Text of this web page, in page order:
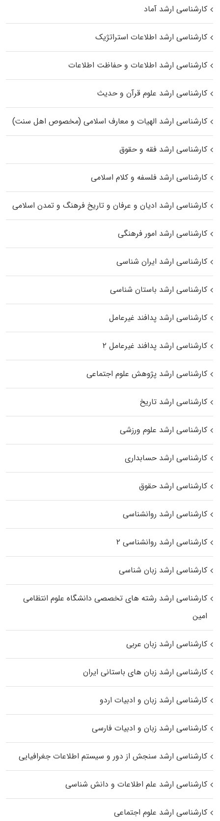
کارشناسی ارشد آماد
کارشناسی ارشد اطلاعات استراتژیک
کارشناسی ارشد اطلاعات و حفاظت اطلاعات
کارشناسی ارشد علوم قرآن و حدیث
کارشناسی ارشد الهیات و معارف اسلامی (مخصوص اهل سنت)
کارشناسی ارشد فقه و حقوق
کارشناسی ارشد فلسفه و کلام اسلامی
کارشناسی ارشد ادیان و عرفان و تاریخ فرهنگ و تمدن اسلامی
کارشناسی ارشد امور فرهنگی
کارشناسی ارشد ایران شناسی
کارشناسی ارشد باستان شناسی
کارشناسی ارشد پدافند غیرعامل
کارشناسی ارشد پدافند غیرعامل ۲
کارشناسی ارشد پژوهش علوم اجتماعی
کارشناسی ارشد تاریخ
کارشناسی ارشد علوم ورزشی
کارشناسی ارشد حسابداری
کارشناسی ارشد حقوق
کارشناسی ارشد روانشناسی
کارشناسی ارشد روانشناسی ۲
کارشناسی ارشد زبان شناسی
کارشناسی ارشد رﺷﺘﻪ ﻫﺎی تخصصی داﻧﺸﮕﺎه ﻋﻠﻮم انتظامی
اﻣﻴﻦ
کارشناسی ارشد زبان عربی
کارشناسی ارشد زبان‌ های باستانی ایران
کارشناسی ارشد زبان و ادبیات اردو
کارشناسی ارشد زبان و ادبیات فارسی
کارشناسی ارشد سنجش از دور و سیستم اطلاعات جغرافیایی
کارشناسی ارشد علم اطلاعات و دانش شناسی
کارشناسی ارشد علوم اجتماعی